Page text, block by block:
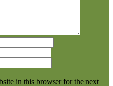
in this browser for the next